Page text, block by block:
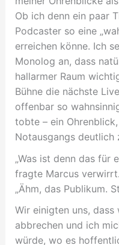
Ob ich denn ein paar
Podcaster so eine
erreichen könne. Ich
Monolog an, dass
hallarmer Raum
Bühne die nächste
offenbar so
tobte – ein
Notausgangs deutlich
„Was ist denn das für
fragte Marcus verwirrt.
„Ähm, das Publikum.
Wir einigten uns,
abbrechen und ich
würde, wo es